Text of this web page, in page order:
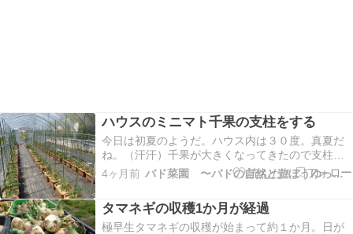
ハウスのミニマト千果の支柱をする
今日は初夏のようだ。ハウス内は３０度。真夏だ
ね。（汗汗）千果が大きくなってきたので支柱を
する。あれこれ思案をしたが、結局は露地植えと
同じやり方ですることに。２５ｍｍのパイプを等
棒を鉢に立てる。それらをロープでつないで強度
をしっかり高める…
4ヶ月前 バド菜園 〜バドの自然と遊ぼうゆったり菜園らいふ〜
タマネギの収穫1か月が経過
極早生タマネギの収穫が始まって約１か月。日が